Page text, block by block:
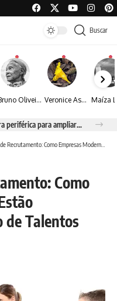
Buscar
Bruno Oliveira retrata o cotidiano urbano por meio da fotografia em preto e branco Veronice Assini Saes transforma a natureza em fotografias marcadas pela sensibilidade
Espraiada Festival 2026 aposta na cultura periférica para ampliar oportunidades na zona sul
Como Empresas Modernas Estão Redefinindo a Seleção de Talentos
Como
de Talentos